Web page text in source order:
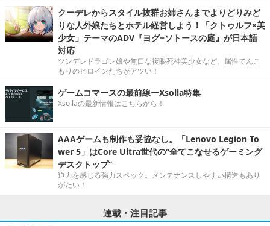
クーデレからスタイル抜群お姉さんまでよりどりみど
りな人外娘たちとホテル経営しよう！「クトゥルフ×美
少女」テーマのADV『ヨグ=ソトースの庭』が日本語
対応
ツンデレドラゴン娘や無口な複眼死神美少女など、属性てんこ
もりのヒロインたちがアツい！
ゲームコマースの最前線ーXsolla特集
Xsollaの最新情報はこちらから！
AAAゲームも制作も妥協なし。「Lenovo Legion To
wer 5」はCore Ultra世代の“全てこなせるゲーミング
デスクトップ”
迫力を感じる強力スペック。メンテナンスしやすい構造もあり
がたい！
連載・注目記事